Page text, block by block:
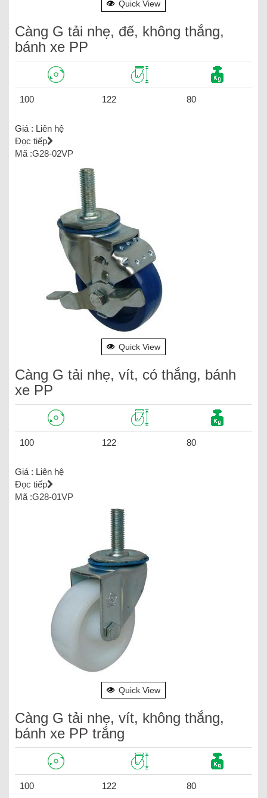
Quick View
Càng G tải nhẹ, đế, không thắng,
bánh xe PP
100 122 80
Giá : Liên hệ
Đọc tiếp
Mã :G28-02VP
Quick View
Càng G tải nhẹ, vít, có thắng, bánh
xe PP
100 122 80
Giá : Liên hệ
Đọc tiếp
Mã :G28-01VP
Quick View
Càng G tải nhẹ, vít, không thắng,
bánh xe PP trắng
100 122 80